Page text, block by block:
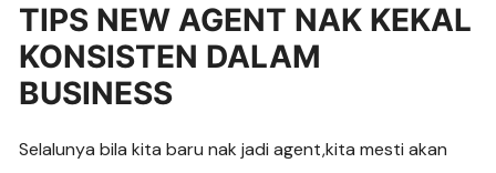
TIPS NEW AGENT NAK KEKAL
KONSISTEN DALAM
BUSINESS
Selalunya bila kita baru nak jadi agent,kita mesti akan